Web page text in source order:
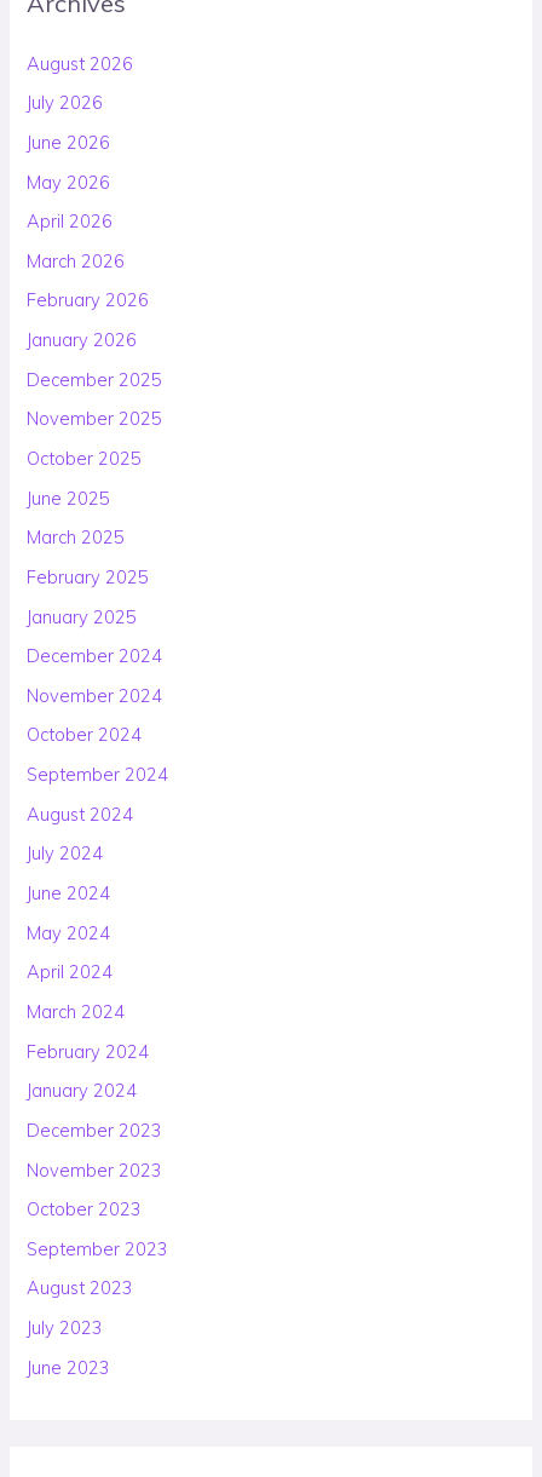
August 2026
July 2026
June 2026
May 2026
April 2026
March 2026
February 2026
January 2026
December 2025
November 2025
October 2025
June 2025
March 2025
February 2025
January 2025
December 2024
November 2024
October 2024
September 2024
August 2024
July 2024
June 2024
May 2024
April 2024
March 2024
February 2024
January 2024
December 2023
November 2023
October 2023
September 2023
August 2023
July 2023
June 2023